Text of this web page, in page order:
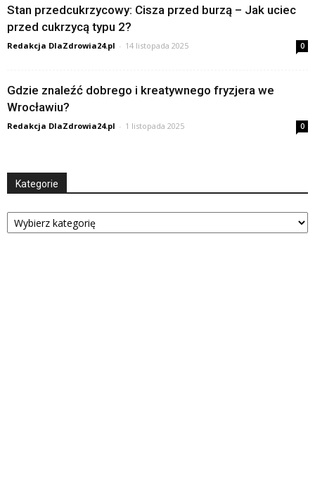
Stan przedcukrzycowy: Cisza przed burzą – Jak uciec
przed cukrzycą typu 2?
Redakcja DlaZdrowia24.pl - 14 listopada 2025 0
Gdzie znaleźć dobrego i kreatywnego fryzjera we
Wrocławiu?
Redakcja DlaZdrowia24.pl - 1 listopada 2025 0
Kategorie
Kategorie